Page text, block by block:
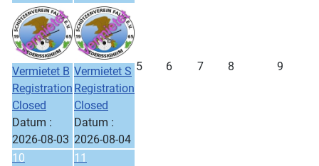
Vermietet B
Registration
Closed
Datum :
2026-08-03
Vermietet S
Registration
Closed
Datum :
2026-08-04
5 6 7 8 9
10 11